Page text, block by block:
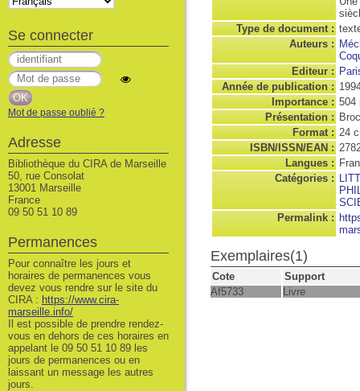
Type de document :
Auteurs :
Editeur :
Année de publication :
Importance : 504
Présentation :
Format : 24
ISBN/ISSN/EAN :
Langues :
Catégories :
Permalink :
Exemplaires(1)
Cote
Support
Af5733
Livre
Se connecter
Mot de passe oublié ?
Adresse
Bibliothèque du CIRA de Marseille
50, rue Consolat
13001 Marseille
France
09 50 51 10 89
Permanences
Pour connaître les jours et
horaires de permanences vous
devez vous rendre sur le site du
CIRA : https://www.cira-
marseille.info/
Il est possible de prendre rendez-
vous en dehors de ces horaires en
appelant le 09 50 51 10 89 les
jours de permanences ou en
laissant un message les autres
jours.